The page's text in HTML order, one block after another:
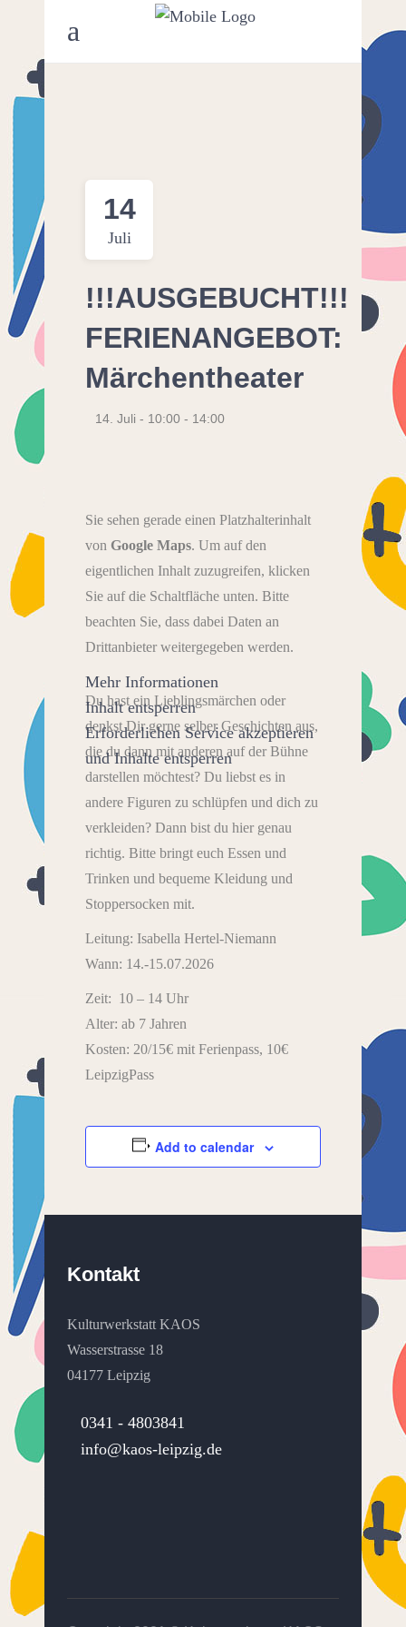
14
Juli
!!!AUSGEBUCHT!!!
FERIENANGEBOT:
Märchentheater
14. Juli - 10:00 - 14:00
Sie sehen gerade einen Platzhalterinhalt
von Google Maps. Um auf den
eigentlichen Inhalt zuzugreifen, klicken
Sie auf die Schaltfläche unten. Bitte
beachten Sie, dass dabei Daten an
Drittanbieter weitergegeben werden.
Mehr Informationen
Inhalt entsperren
Erforderlichen Service akzeptieren
und Inhalte entsperren
Du hast ein Lieblingsmärchen oder
denkst Dir gerne selber Geschichten aus,
die du dann mit anderen auf der Bühne
darstellen möchtest? Du liebst es in
andere Figuren zu schlüpfen und dich zu
verkleiden? Dann bist du hier genau
richtig. Bitte bringt euch Essen und
Trinken und bequeme Kleidung und
Stoppersocken mit.
Leitung: Isabella Hertel-Niemann
Wann: 14.-15.07.2026
Zeit: 10 – 14 Uhr
Alter: ab 7 Jahren
Kosten: 20/15€ mit Ferienpass, 10€
LeipzigPass
Add to calendar
Kontakt
Kulturwerkstatt KAOS
Wasserstrasse 18
04177 Leipzig
0341 - 4803841
info@kaos-leipzig.de